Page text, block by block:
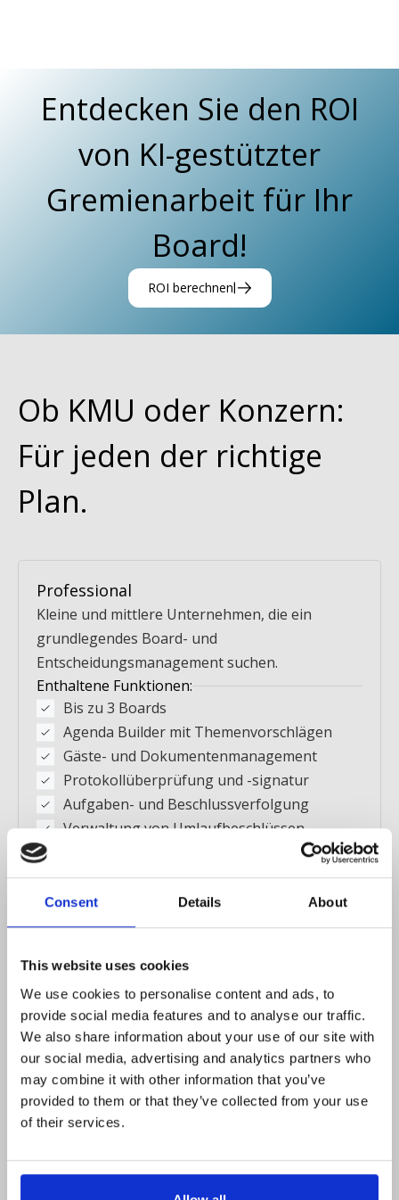
Consent Details About
This website uses cookies
We use cookies to personalise content and ads, to
provide social media features and to analyse our traffic.
We also share information about your use of our site with
our social media, advertising and analytics partners who
may combine it with other information that you’ve
provided to them or that they’ve collected from your use
of their services.
Entdecken Sie den ROI
von KI-gestützter
Gremienarbeit für Ihr
Board!
ROI berechnen
Ob KMU oder Konzern:
Für jeden der richtige
Plan.
Professional
Kleine und mittlere Unternehmen, die ein
grundlegendes Board- und
Entscheidungsmanagement suchen.
Enthaltene Funktionen:
Bis zu 3 Boards
Agenda Builder mit Themenvorschlägen
Gäste- und Dokumentenmanagement
Protokollüberprüfung und -signatur
Aufgaben- und Beschlussverfolgung
Verwaltung von Umlaufbeschlüssen
Vertriebsteam kontaktieren
Größere mittelständische Unternehmen mit
erweiterten Anforderungen an das
Zugriffsmanagement.
Enthaltene Funktionen:
Alle Funktionen des Professional Plans
Bis zu 10 Boards
Vorschläge von ausgewählten Nutzern
Ausschlussoption von Agendapunkten
Sitzungsmappe mit Agenda und Dateien
Live-Abstimmungen im Meeting